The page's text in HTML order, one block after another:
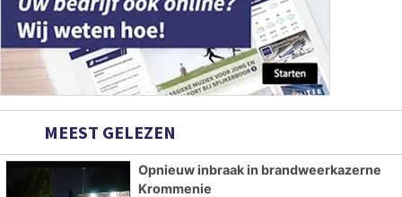
MEEST GELEZEN
Opnieuw inbraak in brandweerkazerne
Krommenie